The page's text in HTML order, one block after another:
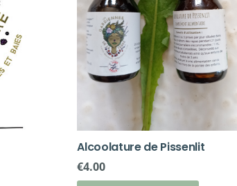
Alcoolature de Pissenlit
€4.00